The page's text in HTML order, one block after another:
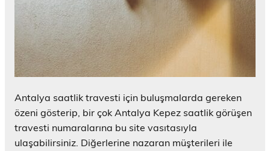
Antalya saatlik travesti için buluşmalarda gereken
özeni gösterip, bir çok Antalya Kepez saatlik görüşen
travesti numaralarına bu site vasıtasıyla
ulaşabilirsiniz. Diğerlerine nazaran müşterileri ile